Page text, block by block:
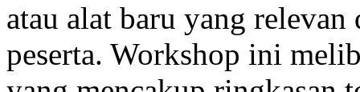
atau alat baru yang
peserta. Workshop ini